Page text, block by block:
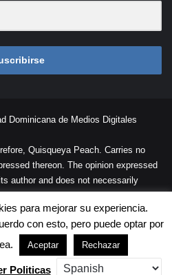
Dominicana de Medios Digitales
Quisqueya Peach. Carries no
thereon. The opinion expressed
author and does not necessarily
porPalaeli Studio
Términos de Uso
para mejorar su experiencia.
con esto, pero puede optar por
Aceptar Rechazar
Politicas